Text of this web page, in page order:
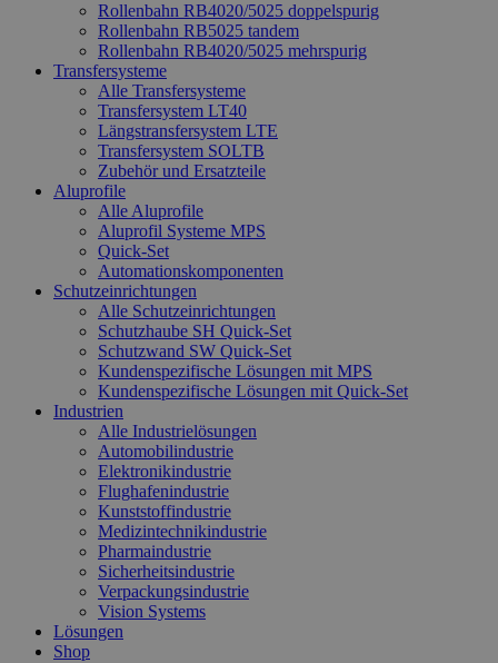
Rollenbahn RB4020/5025 doppelspurig
Rollenbahn RB5025 tandem
Rollenbahn RB4020/5025 mehrspurig
Transfersysteme
Alle Transfersysteme
Transfersystem LT40
Längstransfersystem LTE
Transfersystem SOLTB
Zubehör und Ersatzteile
Aluprofile
Alle Aluprofile
Aluprofil Systeme MPS
Quick-Set
Automationskomponenten
Schutzeinrichtungen
Alle Schutzeinrichtungen
Schutzhaube SH Quick-Set
Schutzwand SW Quick-Set
Kundenspezifische Lösungen mit MPS
Kundenspezifische Lösungen mit Quick-Set
Industrien
Alle Industrielösungen
Automobilindustrie
Elektronikindustrie
Flughafenindustrie
Kunststoffindustrie
Medizintechnikindustrie
Pharmaindustrie
Sicherheitsindustrie
Verpackungsindustrie
Vision Systems
Lösungen
Shop